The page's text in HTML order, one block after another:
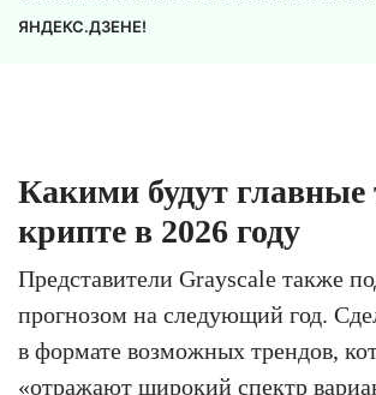
ЯНДЕКС.ДЗЕНЕ!
Какими будут
крипте в 2026 году
Представители Grayscale также
прогнозом на следующий год.
в формате возможных трендов,
«отражают широкий спектр